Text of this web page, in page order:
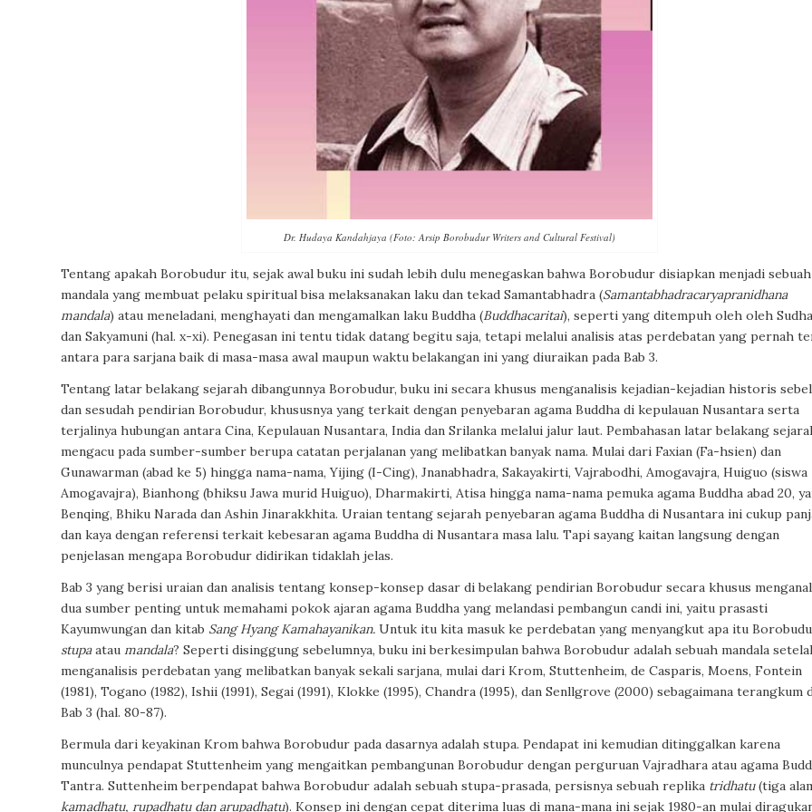
Dr. Hudaya Kandahjaya (Foto: Arsip Borobudur Writers and Cultural Festival)
Tentang apakah Borobudur itu, sejak awal buku ini sudah lebih dulu menegaskan bahwa Borobudur disiapkan menjadi sebuah
mandala yang membuat pelaku spiritual bisa melaksanakan laku dan tekad Samantabhadra (Samantabhadracaryapranidhana
mandala) atau meneladani, menghayati dan mengamalkan laku Buddha (Buddhacaritai), seperti yang ditempuh oleh oleh
dan Sakyamuni (hal. x-xi). Penegasan ini tentu tidak datang begitu saja, tetapi melalui analisis atas perdebatan yang pernah
antara para sarjana baik di masa-masa awal maupun waktu belakangan ini yang diuraikan pada Bab 3.
Tentang latar belakang sejarah dibangunnya Borobudur, buku ini secara khusus menganalisis kejadian-kejadian historis
dan sesudah pendirian Borobudur, khususnya yang terkait dengan penyebaran agama Buddha di kepulauan Nusantara serta
terjalinya hubungan antara Cina, Kepulauan Nusantara, India dan Srilanka melalui jalur laut. Pembahasan latar belakang
mengacu pada sumber-sumber berupa catatan perjalanan yang melibatkan banyak nama. Mulai dari Faxian (Fa-hsien) dan
Gunawarman (abad ke 5) hingga nama-nama, Yijing (I-Cing), Jnanabhadra, Sakayakirti, Vajrabodhi, Amogavajra, Huiguo (siswa
Amogavajra), Bianhong (bhiksu Jawa murid Huiguo), Dharmakirti, Atisa hingga nama-nama pemuka agama Buddha abad 20,
Benqing, Bhiku Narada dan Ashin Jinarakkhita. Uraian tentang sejarah penyebaran agama Buddha di Nusantara ini cukup
dan kaya dengan referensi terkait kebesaran agama Buddha di Nusantara masa lalu. Tapi sayang kaitan langsung dengan
penjelasan mengapa Borobudur didirikan tidaklah jelas.
Bab 3 yang berisi uraian dan analisis tentang konsep-konsep dasar di belakang pendirian Borobudur secara khusus
dua sumber penting untuk memahami pokok ajaran agama Buddha yang melandasi pembangun candi ini, yaitu prasasti
Kayumwungan dan kitab Sang Hyang Kamahayanikan. Untuk itu kita masuk ke perdebatan yang menyangkut apa itu
stupaatau mandala? Seperti disinggung sebelumnya, buku ini berkesimpulan bahwa Borobudur adalah sebuah mandala
menganalisis perdebatan yang melibatkan banyak sekali sarjana, mulai dari Krom, Stuttenheim, de Casparis, Moens, Fontein
(1981), Togano (1982), Ishii (1991), Segai (1991), Klokke (1995), Chandra (1995), dan Senllgrove (2000) sebagaimana terangkum
Bab 3 (hal. 80-87).
Bermula dari keyakinan Krom bahwa Borobudur pada dasarnya adalah stupa. Pendapat ini kemudian ditinggalkan karena
munculnya pendapat Stuttenheim yang mengaitkan pembangunan Borobudur dengan perguruan Vajradhara atau agama
Tantra. Suttenheim berpendapat bahwa Borobudur adalah sebuah stupa-prasada, persisnya sebuah replika tridhatu(tiga
kamadhatu, rupadhatu dan arupadhatu). Konsep ini dengan cepat diterima luas di mana-mana ini sejak 1980-an mulai